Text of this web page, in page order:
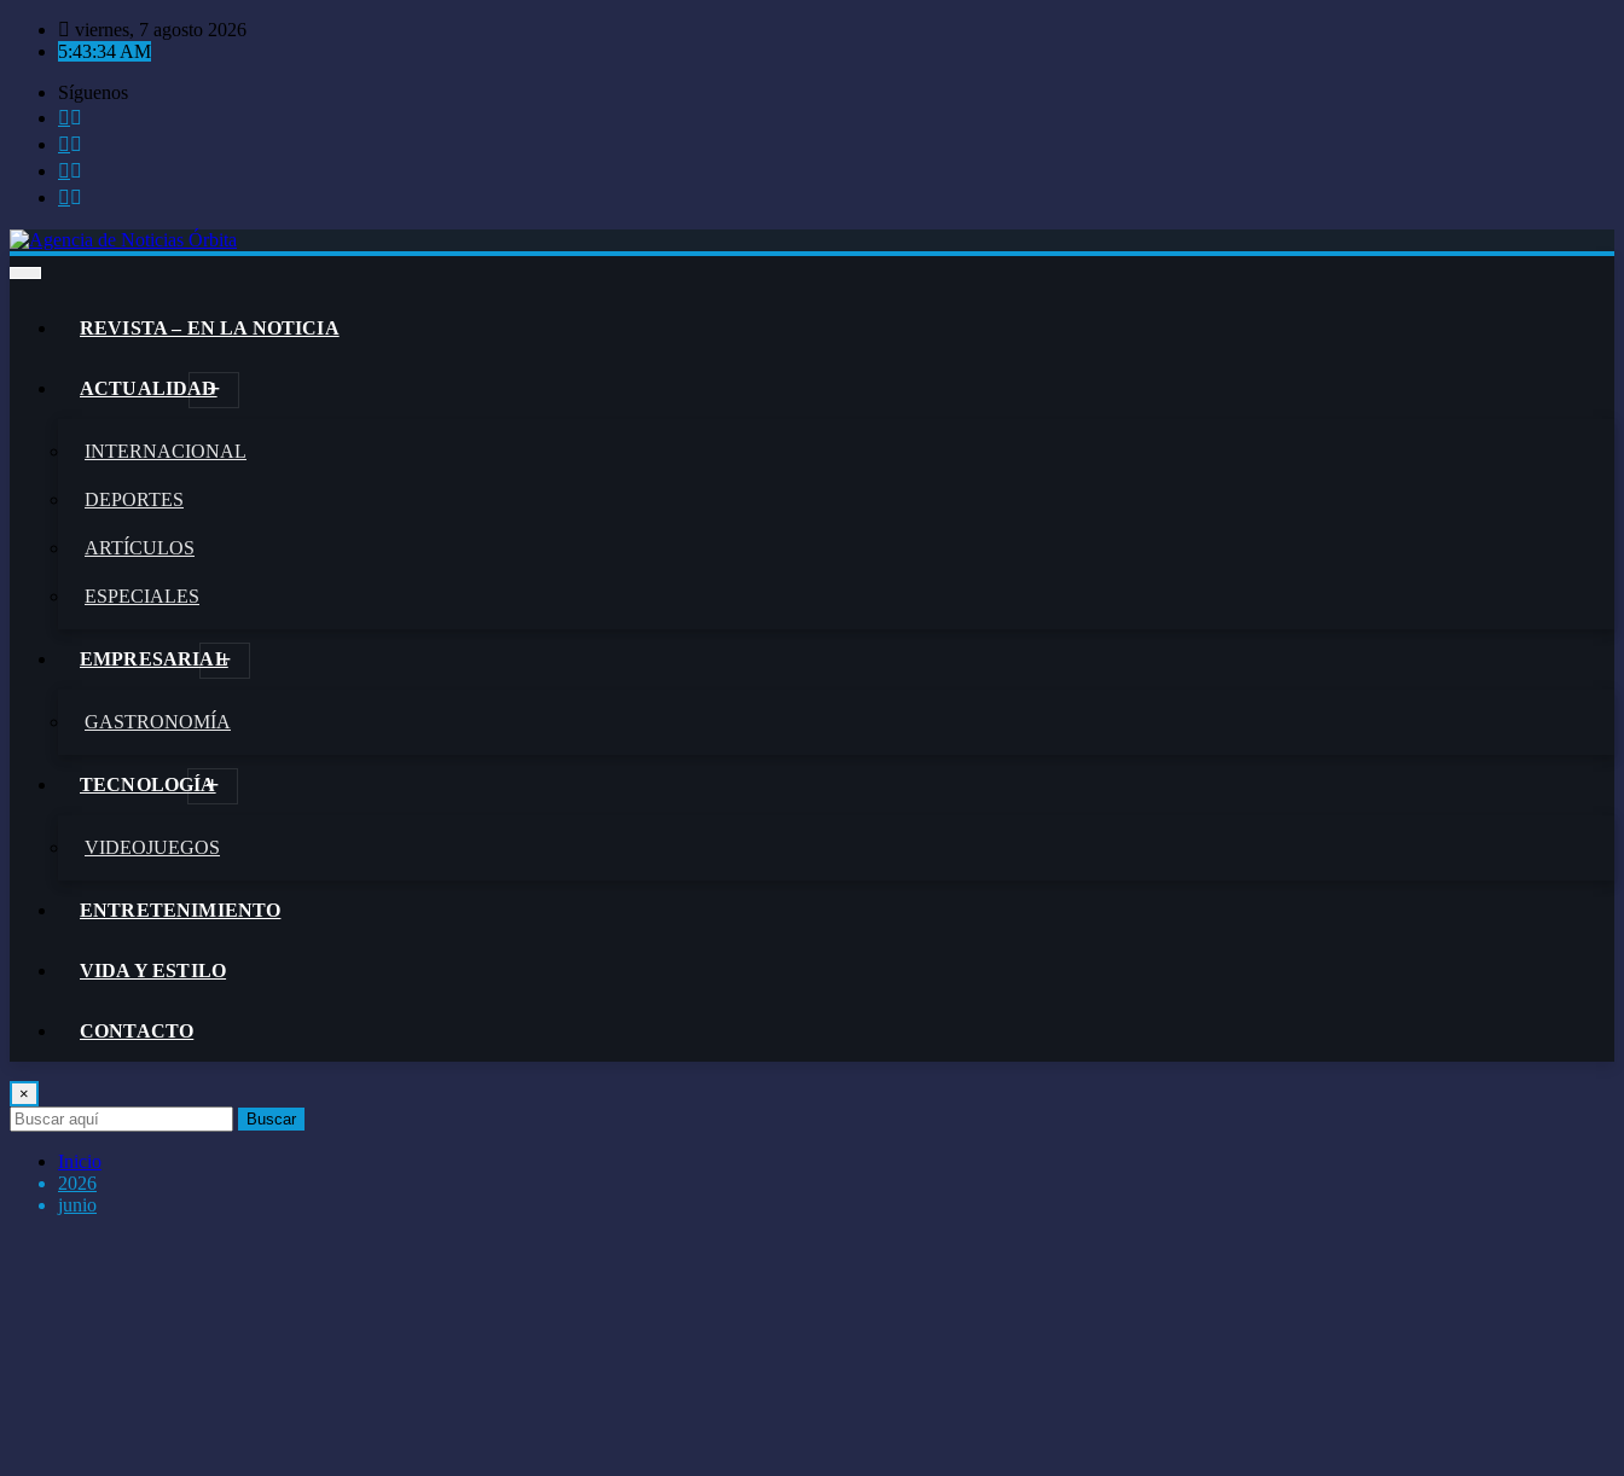
Saltar
viernes, 7 agosto 2026
5:43:35 AM
Síguenos
REVISTA – EN LA NOTICIA
ACTUALIDAD
INTERNACIONAL
DEPORTES
ARTÍCULOS
ESPECIALES
EMPRESARIAL
GASTRONOMÍA
TECNOLOGÍA
VIDEOJUEGOS
ENTRETENIMIENTO
VIDA Y ESTILO
CONTACTO
×
Buscar
Inicio
2026
junio